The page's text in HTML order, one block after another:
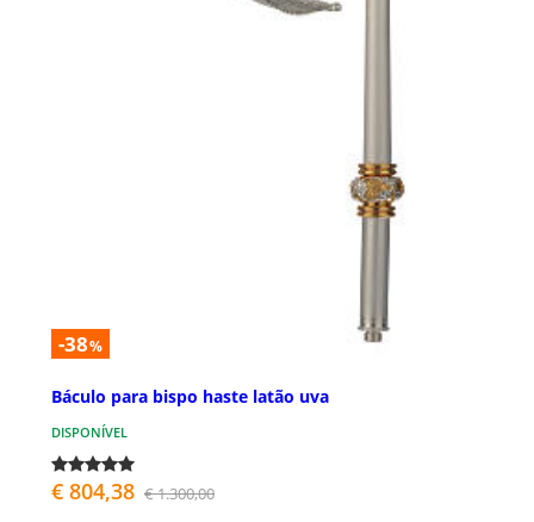
-38%
Báculo para bispo haste latão uva
DISPONÍVEL
€ 804,38 € 1.300,00